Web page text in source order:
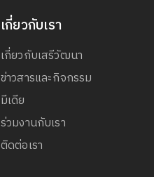
เกี่ยวกับเรา
เกี่ยวกับเสรีวัฒนา
ข่าวสารและกิจกรรม
มีเดีย
ร่วมงานกับเรา
ติดต่อเรา